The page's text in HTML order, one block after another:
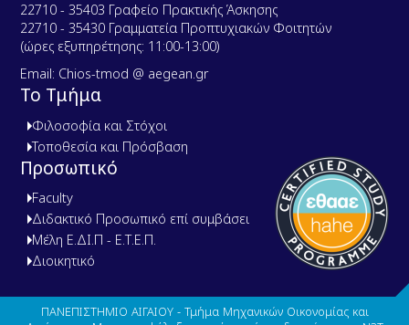
22710 - 35403 Γραφείο Πρακτικής Άσκησης
22710 - 35430 Γραμματεία Προπτυχιακών Φοιτητών
(ώρες εξυπηρέτησης: 11:00-13:00)
Email: Chios-tmod @ aegean.gr
Το Τμήμα
Φιλοσοφία και Στόχοι
Τοποθεσία και Πρόσβαση
Προσωπικό
Faculty
Διδακτικό Προσωπικό επί συμβάσει
Μέλη Ε.ΔΙ.Π - Ε.Τ.Ε.Π.
Διοικητικό
ΠΑΝΕΠΙΣΤΗΜΙΟ ΑΙΓΑΙΟΥ - Τμήμα Μηχανικών Οικονομίας και